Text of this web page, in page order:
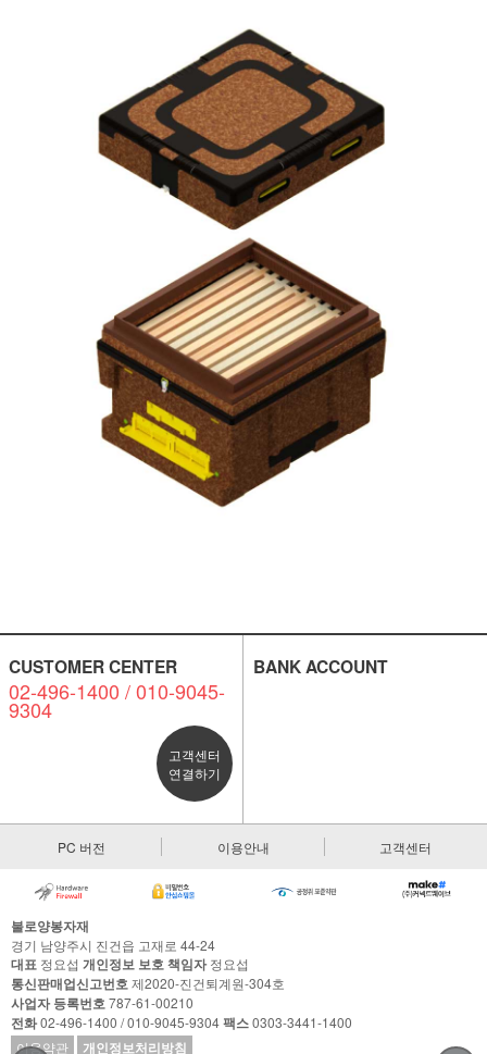
CUSTOMER CENTER
02-496-1400 / 010-9045-
9304
고객센터
연결하기
BANK ACCOUNT
PC 버전 이용안내 고객센터
불로양봉자재
경기 남양주시 진건읍 고재로 44-24
대표 정요섭 개인정보 보호 책임자정요섭
통신판매업신고번호제2020-진건퇴계원-304호
사업자 등록번호787-61-00210
전화02-496-1400 / 010-9045-9304팩스0303-3441-1400
이용약관
개인정보처리방침